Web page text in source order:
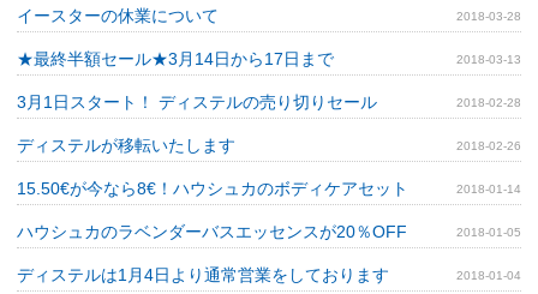
イースターの休業について 2018-03-28
★最終半額セール★3月14日から17日まで 2018-03-13
3月1日スタート！ ディステルの売り切りセール 2018-02-28
ディステルが移転いたします 2018-02-26
15.50€が今なら8€！ハウシュカのボディケアセット 2018-01-14
ハウシュカのラベンダーバスエッセンスが20％OFF 2018-01-05
ディステルは1月4日より通常営業をしております 2018-01-04